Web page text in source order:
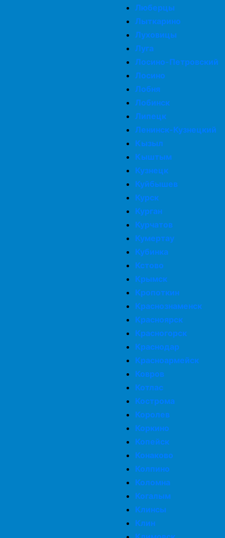
Люберцы
Лыткарино
Луховицы
Луга
Лосино-Петровский
Лосино
Лобня
Лобинск
Липецк
Ленинск-Кузнецкий
Кызыл
Кыштым
Кузнецк
Куйбышев
Курск
Курган
Курчатов
Кумертау
Кубинка
Кстово
Крымск
Кропоткин
Краснознаменск
Красноярск
Красногорск
Краснодар
Красноармейск
Ковров
Котлас
Кострома
Королев
Коркино
Копейск
Конаково
Колпино
Коломна
Когалым
Клинсы
Клин